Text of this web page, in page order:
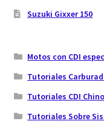
Suzuki Gixxer 150
Motos con CDI
Tutoriales
Tutoriales CDI
Tutoriales Sobre